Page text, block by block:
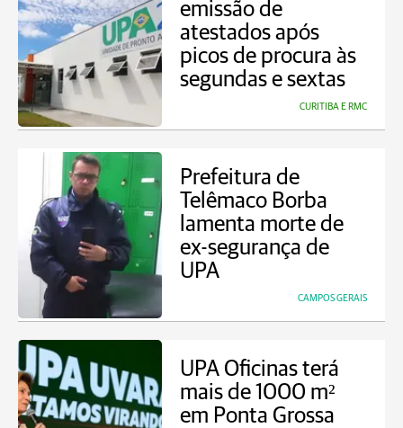
emissão de
atestados após
picos de procura às
segundas e sextas
CURITIBA E RMC
Prefeitura de
Telêmaco Borba
lamenta morte de
ex-segurança de
UPA
CAMPOS GERAIS
UPA Oficinas terá
mais de 1000 m²
em Ponta Grossa